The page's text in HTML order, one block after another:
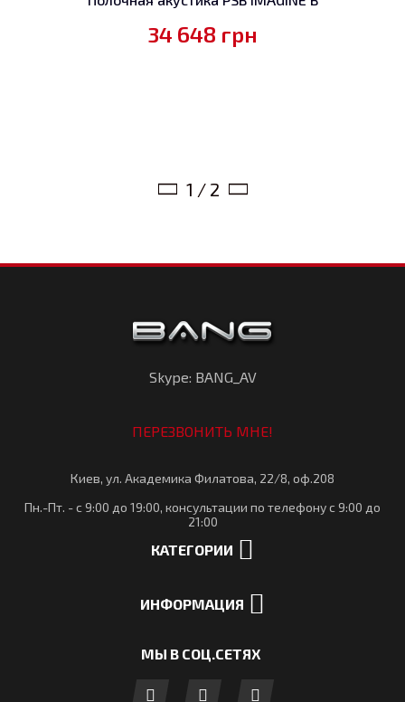
34 648 грн
1 / 2
Skype: BANG_AV
ПЕРЕЗВОНИТЬ МНЕ!
Киев, ул. Академика Филатова, 22/8, оф.208
Пн.-Пт. - с 9:00 до 19:00, консультации по телефону с 9:00 до
21:00
КАТЕГОРИИ
ИНФОРМАЦИЯ
МЫ В СОЦ.СЕТЯХ